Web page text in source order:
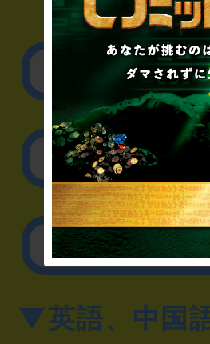
▼企業
リアル脱出
取材
その他
▼英語、中国